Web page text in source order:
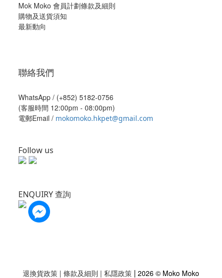
Mok Moko 會員計劃條款及細則
購物及送貨須知
最新動向
聯絡我們
WhatsApp / (+852) 5182-0756
(客服時間 12:00pm - 08:00pm)
電郵Email / mokomoko.hkpet@gmail.com
Follow us
ENQUIRY 查詢
退換貨政策 | 條款及細則 | 私隱政策 | 2026 © Moko Moko